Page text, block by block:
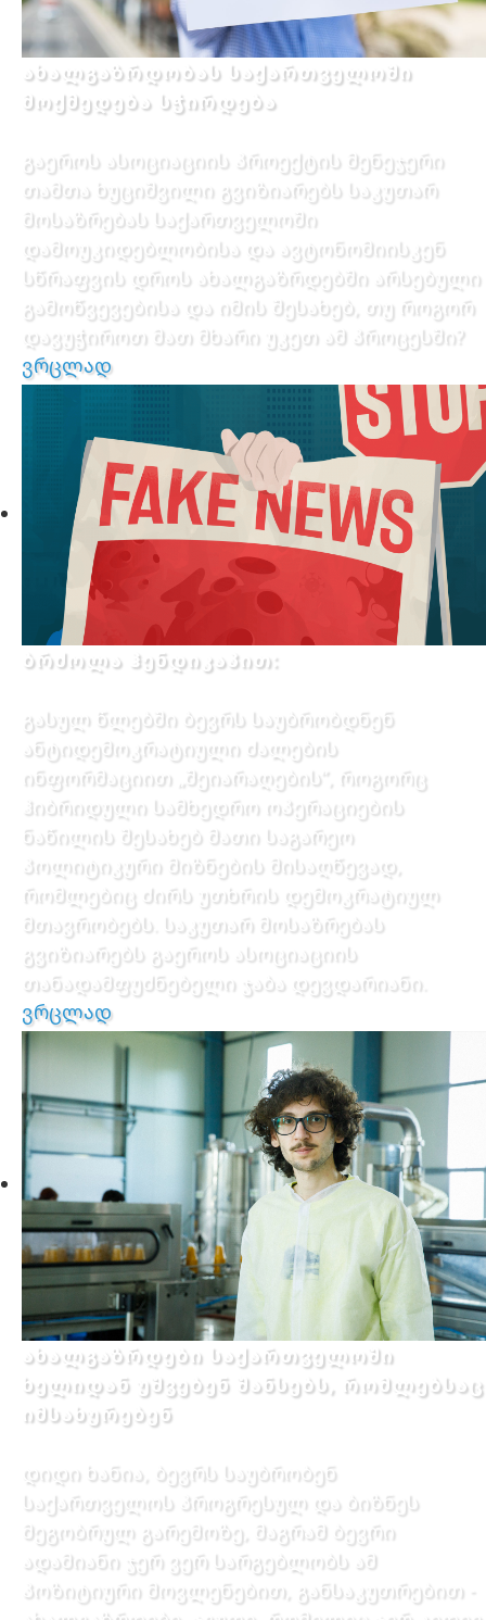
ახალგაზრდობას საქართველოში
მოქმედება სჭირდება
გაეროს ასოციაციის პროექტის მენეჯერი
თამთა ხუციშვილი გვიზიარებს საკუთარ
მოსაზრებას საქართველოში
დამოუკიდებლობისა და ავტონომიისკენ
სწრაფვის დროს ახალგაზრდებში არსებული
გამოწვევებისა და იმის შესახებ, თუ როგორ
დავუჭიროთ მათ მხარი უკეთ ამ პროცესში?
ვრცლად
ბრძოლა ჰენდიკაპით:
გასულ წლებში ბევრს საუბრობდნენ
ანტიდემოკრატიული ძალების
ინფორმაციით „შეიარაღების”, როგორც
ჰიბრიდული სამხედრო ოპერაციების
ნაწილის შესახებ მათი საგარეო
პოლიტიკური მიზნების მისაღწევად,
რომლებიც ძირს უთხრის დემოკრატიულ
მთავრობებს. საკუთარ მოსაზრებას
გვიზიარებს გაეროს ასოციაციის
თანადამფუძნებელი ჯაბა დევდარიანი.
ვრცლად
ახალგაზრდები საქართველოში
ხელიდან უშვებენ შანსებს, რომლებსაც
იმსახურებენ
დიდი ხანია, ბევრს საუბრობენ
საქართველოს პროგრესულ და ბიზნეს
მეგობრულ გარემოზე, მაგრამ ბევრი
ადამიანი ჯერ ვერ სარგებლობს ამ
პოზიტიური მოვლენებით, განსაკუთრებით -